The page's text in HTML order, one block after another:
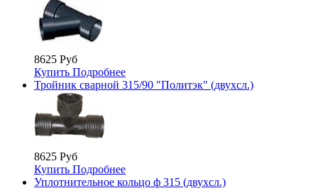
8625 Руб
Купить Подробнее
Тройник сварной 315/90 "Политэк" (двухсл.)
8625 Руб
Купить Подробнее
Уплотнительное кольцо ф 315 (двухсл.)